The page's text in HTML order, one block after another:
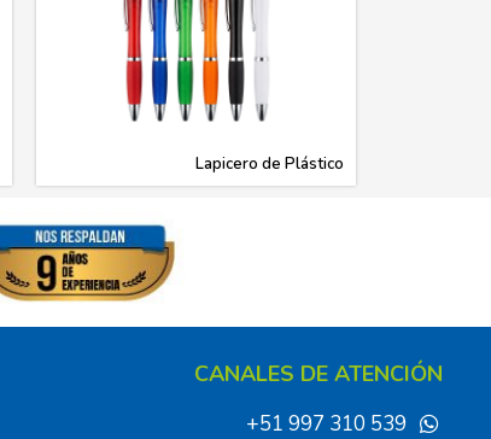
Lapicero de Plástico
CANALES DE ATENCIÓN
+51 997 310 539